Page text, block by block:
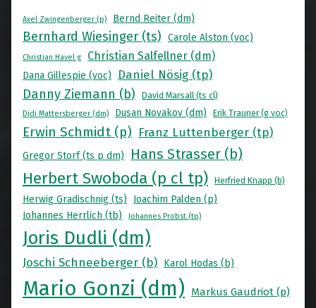
Axel Zwingenberger (p) Bernd Reiter (dm)
Bernhard Wiesinger (ts) Carole Alston (voc)
Christian Havel g Christian Salfellner (dm)
Dana Gillespie (voc) Daniel Nösig (tp)
Danny Ziemann (b) David Marsall (ts cl)
Didi Mattersberger (dm) Dusan Novakov (dm) Erik Trauner (g voc)
Erwin Schmidt (p) Franz Luttenberger (tp)
Gregor Storf (ts p dm) Hans Strasser (b)
Herbert Swoboda (p cl tp) Herfried Knapp (b)
Herwig Gradischnig (ts)
Joachim Palden (p)
Johannes Herrlich (tb)
Johannes Probst (tp)
Joris Dudli (dm)
Joschi Schneeberger (b) Karol Hodas (b)
Mario Gonzi (dm) Markus Gaudriot (p)